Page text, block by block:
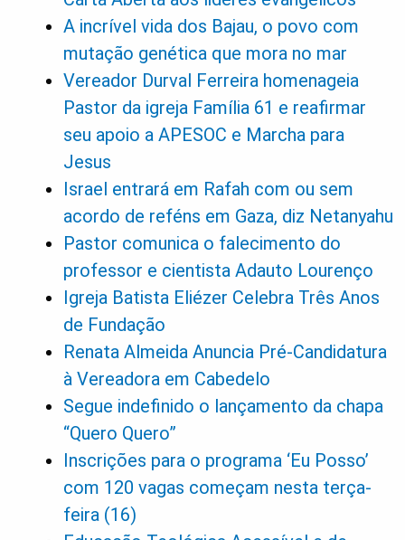
A incrível vida dos Bajau, o povo com
mutação genética que mora no mar
Vereador Durval Ferreira homenageia
Pastor da igreja Família 61 e reafirmar
seu apoio a APESOC e Marcha para
Jesus
Israel entrará em Rafah com ou sem
acordo de reféns em Gaza, diz Netanyahu
Pastor comunica o falecimento do
professor e cientista Adauto Lourenço
Igreja Batista Eliézer Celebra Três Anos
de Fundação
Renata Almeida Anuncia Pré-Candidatura
à Vereadora em Cabedelo
Segue indefinido o lançamento da chapa
“Quero Quero”
Inscrições para o programa ‘Eu Posso’
com 120 vagas começam nesta terça-
feira (16)